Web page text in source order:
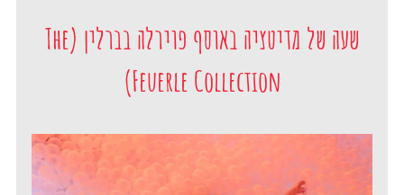
שעה של מדיטציה באוסף פוירלה בברלין (The
Feuerle Collection)